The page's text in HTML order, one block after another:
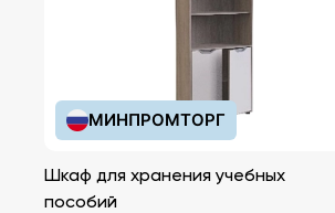
МИНПРОМТОРГ
Шкаф для хранения учебных
пособий